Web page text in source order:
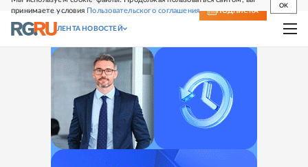
принимаете условия Пользовательского соглашения
OK
СВЕЖИЙ НОМЕР ПОДПИСКА
ЛЕНТА НОВОСТЕЙ